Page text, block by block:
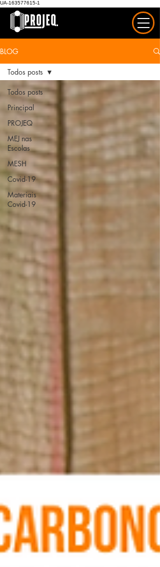
UA-163577615-1
BLOG
Todos posts
Principal
PROJEQ
MEJ nas
Escolas
MESH
Covid-19
Materiais
Covid-19
Todos posts